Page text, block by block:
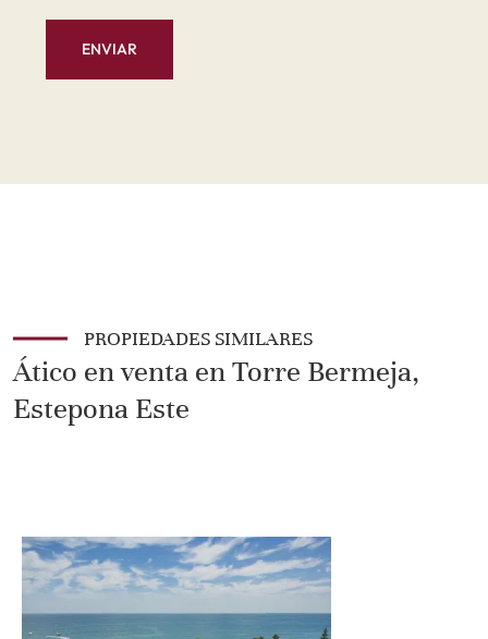
ENVIAR
PROPIEDADES SIMILARES
Ático en venta en Torre Bermeja,
Estepona Este